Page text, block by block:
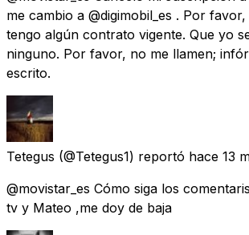
me cambio a @digimobil_es . Por
tengo algún contrato vigente. Que yo
ninguno. Por favor, no me llamen;
escrito.
Tetegus (@Tetegus1) reportó hace 13
@movistar_es Cómo siga los
tv y Mateo ,me doy de baja